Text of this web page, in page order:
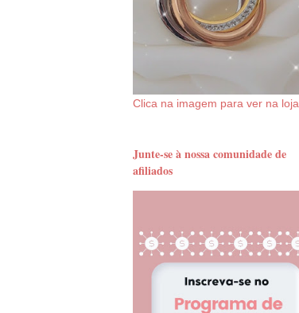
Clica na imagem para ver na loja
Junte-se à nossa comunidade de
afiliados